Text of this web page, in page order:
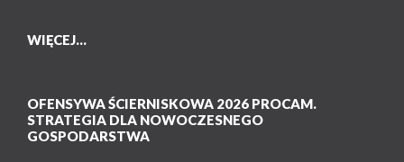
WIĘCEJ...
OFENSYWA ŚCIERNISKOWA 2026 PROCAM.
STRATEGIA DLA NOWOCZESNEGO
GOSPODARSTWA